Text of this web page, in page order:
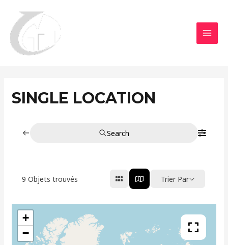
contenu
SINGLE LOCATION
Search
9 Objets trouvés Trier Par
+
−